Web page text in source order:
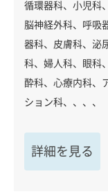
循環器科、小児科
脳神経外科、呼吸
器科、皮膚科、泌
科、婦人科、眼科
酔科、心療内科、
ション科、、、、
詳細を見る